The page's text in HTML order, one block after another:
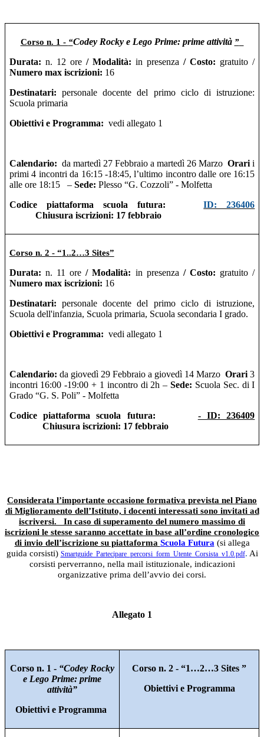
Corso n. 1 - “Codey Rocky e Lego Prime: prime attività ”
Durata: n. 12 ore/ Modalità:in presenza / Costo: gratuito /
Numero max iscrizioni: 16
Destinatari: personale docente del primo ciclo di istruzione:
Scuola primaria
Obiettivi e Programma: vedi allegato 1
Calendario: da martedì27 Febbraio a martedì 26 Marzo Orari i
primi 4 incontri da 16:15-18:45, l’ultimo incontro dalle ore 16:15
alle ore 18:15
– Sede: Plesso “G. Cozzoli”- Molfetta
Codice piattaforma scuola futura:
ID: 236406
Chiusura iscrizioni: 17 febbraio
Corso n. 2 - “1..2…3 Sites”
Durata: n. 11ore / Modalità: in presenza / Costo: gratuito /
Numero max iscrizioni: 16
Destinatari: personale docente del primo ciclo di istruzione,
Scuola dell'infanzia, Scuola primaria, Scuola secondaria I grado.
Obiettivi e Programma: vedi allegato 1
Calendario: da giovedì 29 Febbraio a giovedì 14 Marzo Orari 3
incontri 16:00 -19:00 + 1 incontrodi 2h –Sede: Scuola Sec. di I
Grado “G. S. Poli” - Molfetta
Codice piattaforma scuola futura:
- ID: 236409
Chiusura iscrizioni: 17 febbraio
Considerata l’importante occasione formativa prevista nel Piano
di Miglioramento dell’Istituto, i docenti interessati sono invitati ad
iscriversi.
In caso di superamento del numero massimo di
iscrizioni le stesse saranno accettate in base all’ordine cronologico
di invio dell’iscrizione su piattaforma Scuola Futura (si allega
guida corsisti) Smartguide_Partecipare_percorsi_form_Utente_Corsista_v1.0.pdf. Ai
corsisti perverranno, nella mail istituzionale, indicazioni
organizzative prima dell’avvio dei corsi.
Allegato 1
Corso n. 1 - “Codey Rocky
e Lego Prime: prime
attività”
Obiettivi e Programma
Corso n. 2 - “1…2…3 Sites ”
Obiettivi e Programma